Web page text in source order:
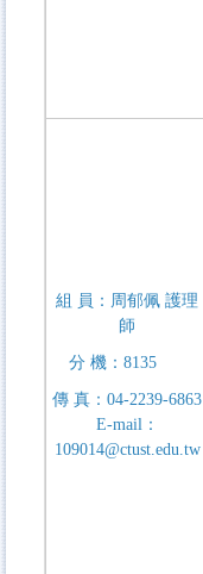
組 員：周郁佩 護理
師
分 機： 8135
傳 真： 04-2239-6863
E-mail：
109014@ctust.edu.tw